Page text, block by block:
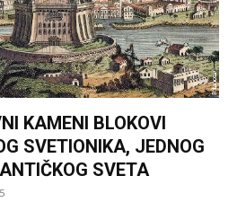
KAMENI BLOKOVI
SVETIONIKA, JEDNOG
SVETA